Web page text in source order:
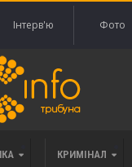
Інтерв'ю Фото
КРИМІНАЛ